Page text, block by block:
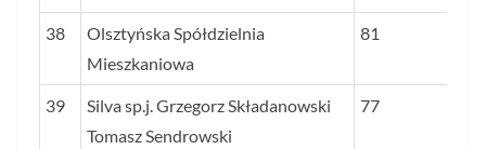
38
Olsztyńska Spółdzielnia
Mieszkaniowa
81
39
Silva sp.j. Grzegorz Składanowski
Tomasz Sendrowski
77